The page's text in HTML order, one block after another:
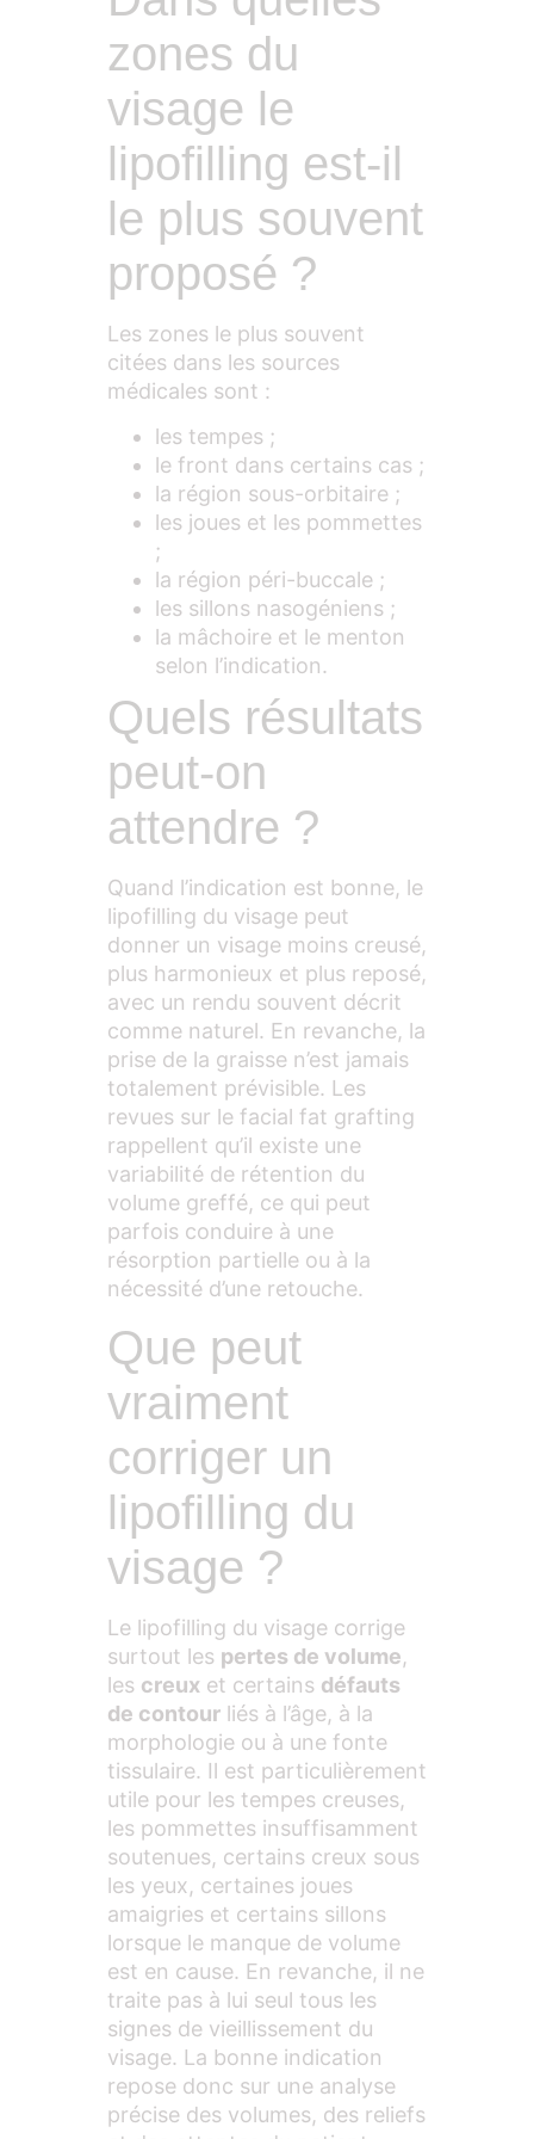
zones du
visage le
lipofilling est-il
le plus souvent
proposé ?
Les zones le plus souvent
citées dans les sources
médicales sont :
les tempes ;
le front dans certains cas ;
la région sous-orbitaire ;
les joues et les pommettes
;
la région péri-buccale ;
les sillons nasogéniens ;
la mâchoire et le menton
selon l’indication.
Quels résultats
peut-on
attendre ?
Quand l’indication est bonne, le
lipofilling du visage peut
donner un visage moins creusé,
plus harmonieux et plus reposé,
avec un rendu souvent décrit
comme naturel. En revanche, la
prise de la graisse n’est jamais
totalement prévisible. Les
revues sur le facial fat grafting
rappellent qu’il existe une
variabilité de rétention du
volume greffé, ce qui peut
parfois conduire à une
résorption partielle ou à la
nécessité d’une retouche.
Que peut
vraiment
corriger un
lipofilling du
visage ?
Le lipofilling du visage corrige
surtout les pertes de volume,
les creux et certains défauts
de contour liés à l’âge, à la
morphologie ou à une fonte
tissulaire. Il est particulièrement
utile pour les tempes creuses,
les pommettes insuffisamment
soutenues, certains creux sous
les yeux, certaines joues
amaigries et certains sillons
lorsque le manque de volume
est en cause. En revanche, il ne
traite pas à lui seul tous les
signes de vieillissement du
visage. La bonne indication
repose donc sur une analyse
précise des volumes, des reliefs